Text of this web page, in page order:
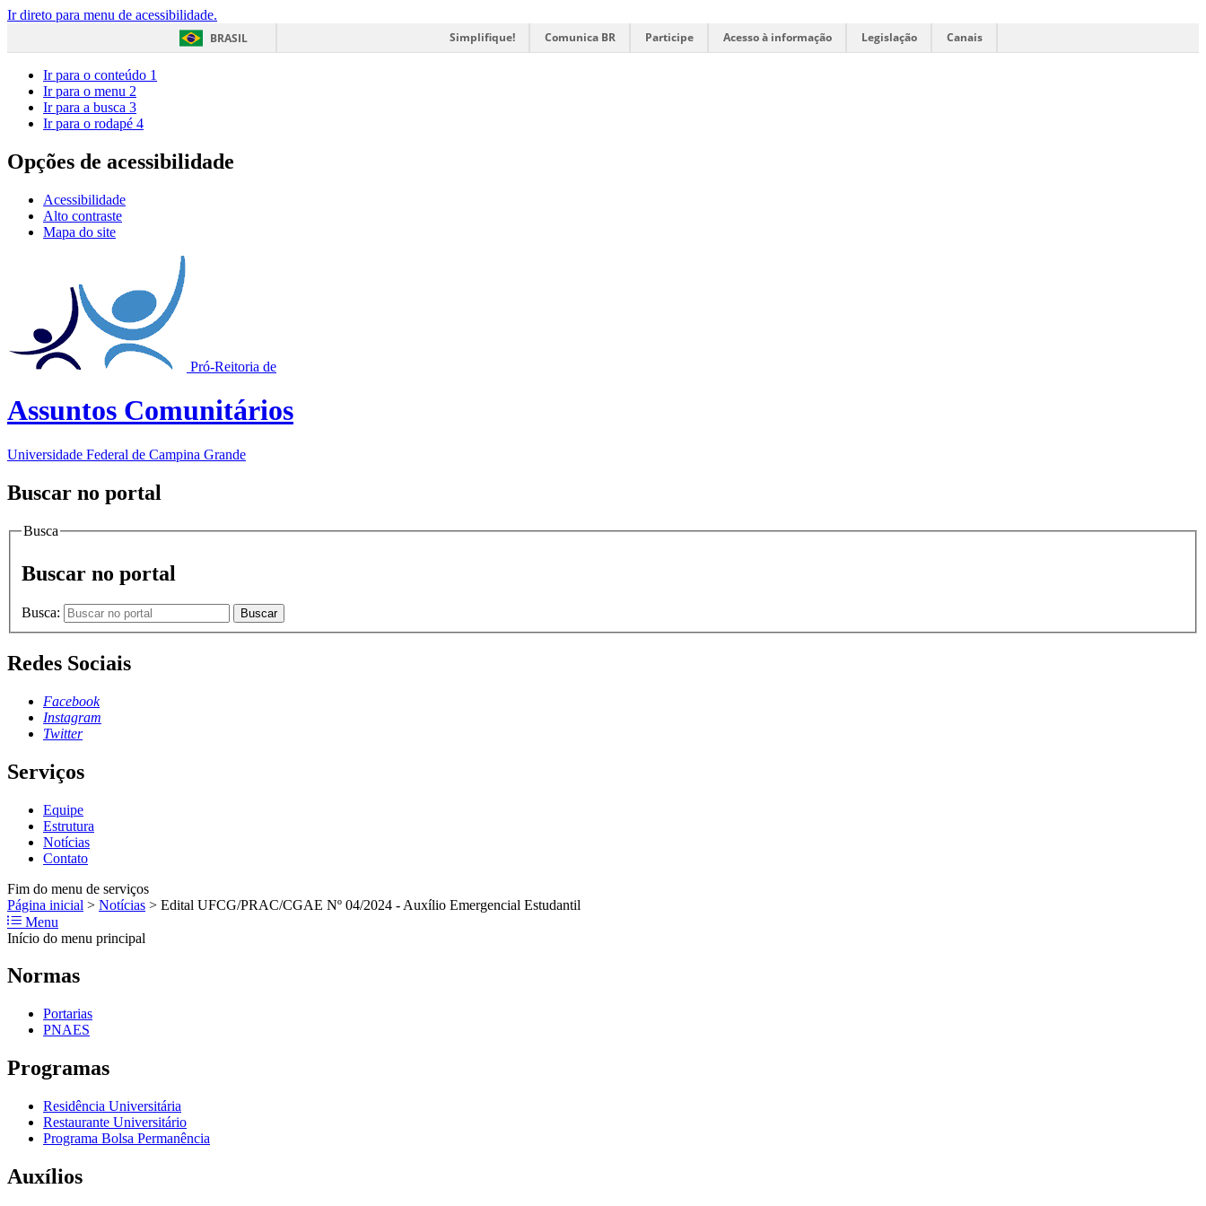
Ir direto para menu de acessibilidade.
BRASIL
Simplifique! Comunica BR Participe Acesso à informação Legislação Canais
Ir para o conteúdo 1
Ir para o menu 2
Ir para a busca 3
Ir para o rodapé 4
Opções de acessibilidade
Acessibilidade
Alto contraste
Mapa do site
Pró-Reitoria de
Assuntos Comunitários
Universidade Federal de Campina Grande
Buscar no portal
Busca
Buscar no portal
Busca: Buscar
Redes Sociais
Facebook
Instagram
Twitter
Serviços
Equipe
Estrutura
Notícias
Contato
Fim do menu de serviços
Página inicial > Notícias > Edital UFCG/PRAC/CGAE Nº 04/2024 - Auxílio Emergencial Estudantil
Menu
Início do menu principal
Normas
Portarias
PNAES
Programas
Residência Universitária
Restaurante Universitário
Programa Bolsa Permanência
Auxílios